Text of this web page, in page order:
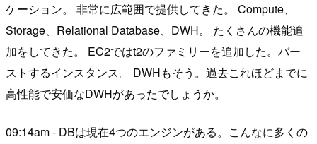
ケーション。 非常に広範囲で提供してきた。 Compute、
Storage、Relational Database、DWH。 たくさんの機能追
加をしてきた。 EC2ではt2のファミリーを追加した。バー
ストするインスタンス。 DWHもそう。過去これほどまでに
高性能で安価なDWHがあったでしょうか。
09:14am - DBは現在4つのエンジンがある。こんなに多くの